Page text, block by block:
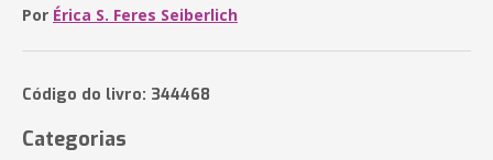
Por Érica S. Feres Seiberlich
Código do livro: 344468
Categorias